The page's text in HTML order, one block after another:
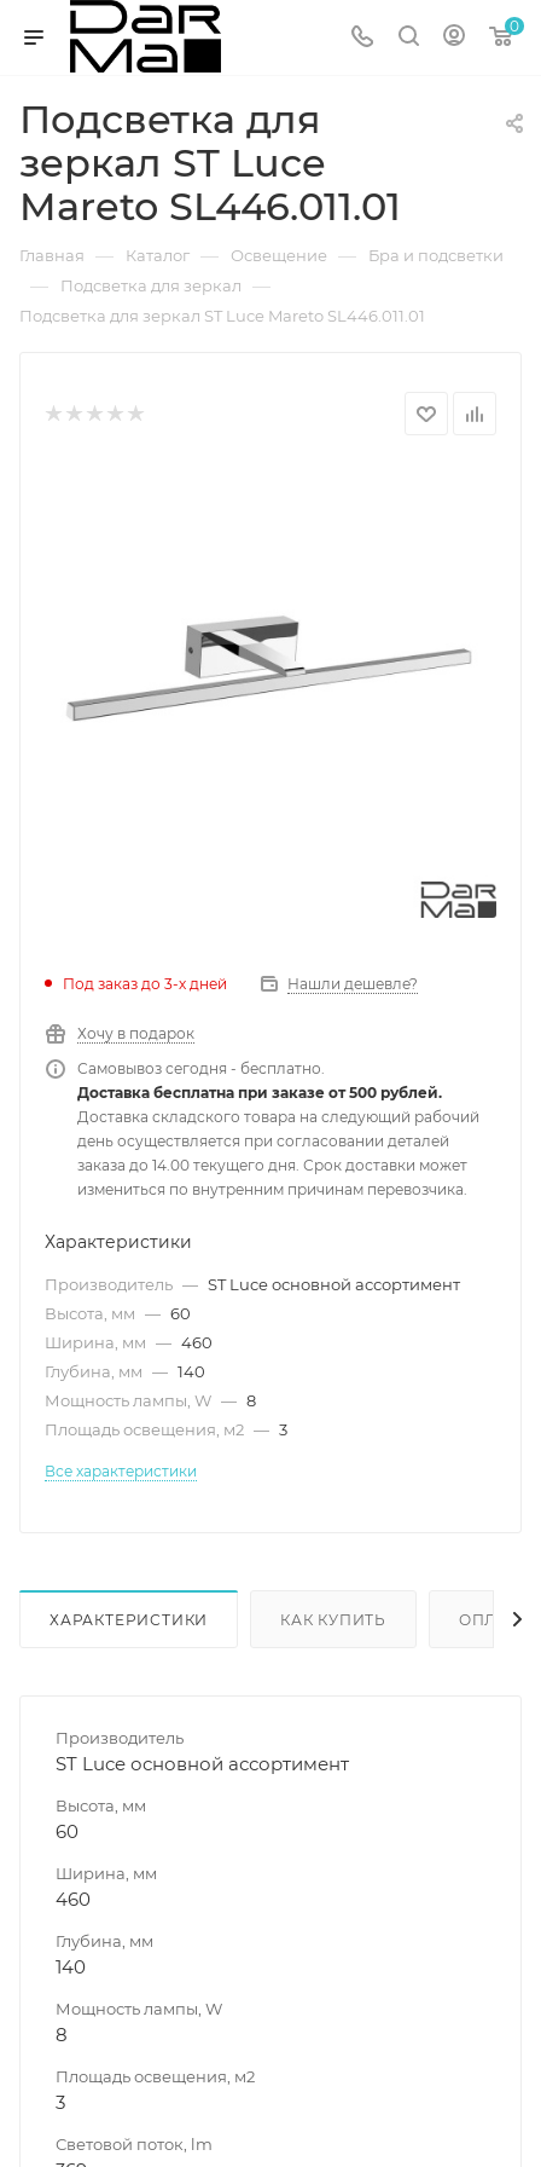
0
Подсветка для
зеркал ST Luce
Mareto SL446.011.01
Главная — Каталог — Освещение — Бра и подсветки
— Подсветка для зеркал —
Подсветка для зеркал ST Luce Mareto SL446.011.01
Под заказ до 3-х дней Нашли дешевле?
Хочу в подарок
Самовывоз сегодня - бесплатно.
Доставка бесплатна при заказе от 500 рублей.
Доставка складского товара на следующий рабочий
день осуществляется при согласовании деталей
заказа до 14.00 текущего дня. Срок доставки может
измениться по внутренним причинам перевозчика.
Характеристики
Производитель — ST Luce основной ассортимент
Высота, мм — 60
Ширина, мм — 460
Глубина, мм — 140
Мощность лампы, W — 8
Площадь освещения, м2 — 3
Все характеристики
ХАРАКТЕРИСТИКИ КАК КУПИТЬ ОПЛАТА
Производитель
ST Luce основной ассортимент
Высота, мм
60
Ширина, мм
460
Глубина, мм
140
Мощность лампы, W
8
Площадь освещения, м2
3
Световой поток, lm